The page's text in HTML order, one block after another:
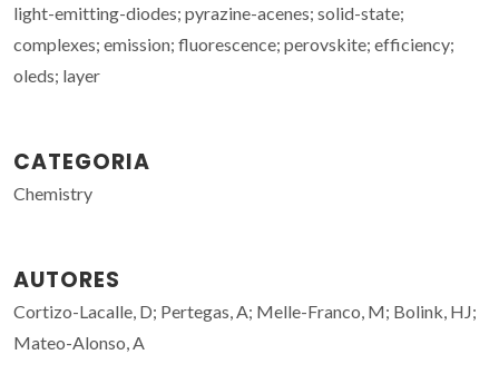
light-emitting-diodes; pyrazine-acenes; solid-state;
complexes; emission; fluorescence; perovskite; efficiency;
oleds; layer
CATEGORIA
Chemistry
AUTORES
Cortizo-Lacalle, D; Pertegas, A; Melle-Franco, M; Bolink, HJ;
Mateo-Alonso, A